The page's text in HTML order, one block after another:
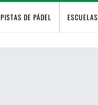
PISTAS DE PÁDEL ESCUELAS